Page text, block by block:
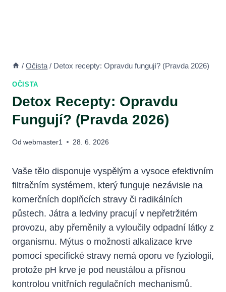
/ Očista / Detox recepty: Opravdu fungují? (Pravda 2026)
OČISTA
Detox Recepty: Opravdu
Fungují? (Pravda 2026)
Od webmaster1 28. 6. 2026
Vaše tělo disponuje vyspělým a vysoce efektivním
filtračním systémem, který funguje nezávisle na
komerčních doplňcích stravy či radikálních
půstech. Játra a ledviny pracují v nepřetržitém
provozu, aby přeměnily a vyloučily odpadní látky z
organismu. Mýtus o možnosti alkalizace krve
pomocí specifické stravy nemá oporu ve fyziologii,
protože pH krve je pod neustálou a přísnou
kontrolou vnitřních regulačních mechanismů.